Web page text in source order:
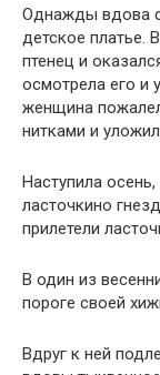
Однажды вдова
детское платье.
птенец и
осмотрела его и
женщина
нитками и
Наступила
ласточкино
прилетели
В один из
пороге своей
Вдруг к ней